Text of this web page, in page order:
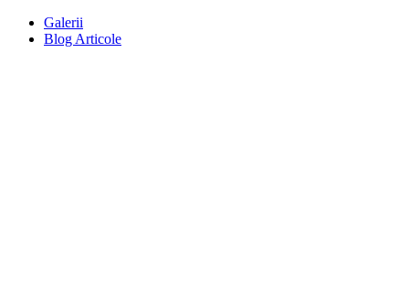
Galerii
Blog Articole